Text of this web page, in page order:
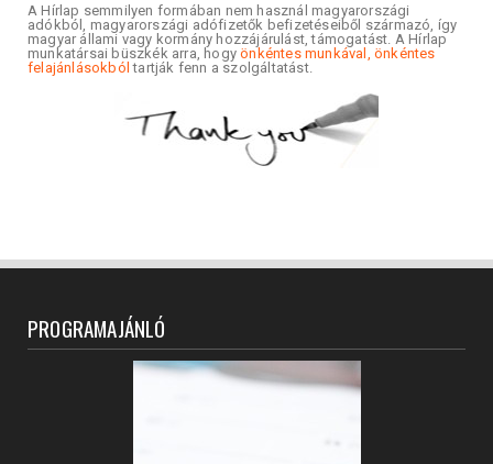
A Hírlap semmilyen formában nem használ magyarországi
adókból, magyarországi adófizetők befizetéseiből származó, így
magyar állami vagy kormány hozzájárulást, támogatást. A Hírlap
munkatársai büszkék arra, hogyönkéntes munkával, önkéntes
felajánlásokból tartják fenn a szolgáltatást.
PROGRAMAJÁNLÓ